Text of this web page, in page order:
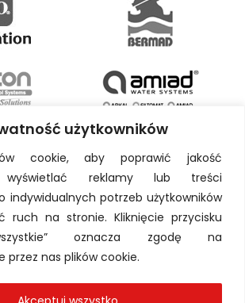
użytkowników
cookie, aby poprawić jakość
wyświetlać reklamy lub treści
indywidualnych potrzeb użytkowników
ruch na stronie. Kliknięcie przycisku
oznacza zgodę na
przez nas plików cookie.